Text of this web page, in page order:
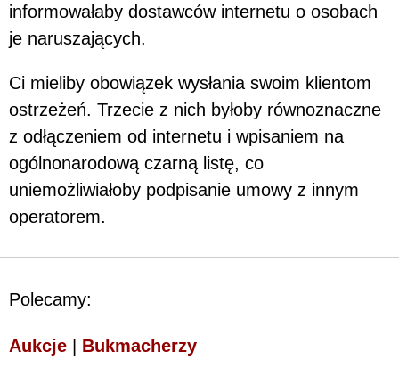
informowałaby dostawców internetu o osobach
je naruszających.
Ci mieliby obowiązek wysłania swoim klientom
ostrzeżeń. Trzecie z nich byłoby równoznaczne
z odłączeniem od internetu i wpisaniem na
ogólnonarodową czarną listę, co
uniemożliwiałoby podpisanie umowy z innym
operatorem.
Polecamy:
Aukcje Bukmacherzy